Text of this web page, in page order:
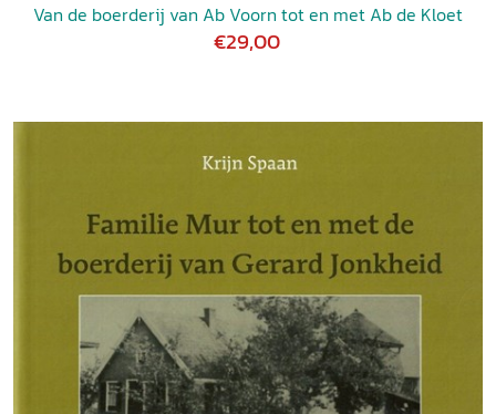
Van de boerderij van Ab Voorn tot en met Ab de Kloet
€29,00